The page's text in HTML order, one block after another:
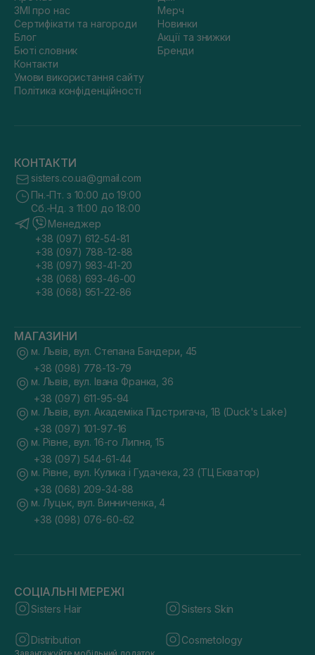
ЗМІ про нас
Сертифікати та нагороди
Блог
Бюті словник
Контакти
Умови використання сайту
Політика конфіденційності
Мерч
Новинки
Акції та знижки
Бренди
КОНТАКТИ
sisters.co.ua@gmail.com
Пн.-Пт. з 10:00 до 19:00
Сб.-Нд. з 11:00 до 18:00
Менеджер
+38 (097) 612-54-81
+38 (097) 788-12-88
+38 (097) 983-41-20
+38 (068) 693-46-00
+38 (068) 951-22-86
МАГАЗИНИ
м. Львів, вул. Степана Бандери, 45
+38 (098) 778-13-79
м. Львів, вул. Івана Франка, 36
+38 (097) 611-95-94
м. Львів, вул. Академіка Підстригача, 1В (Duck's Lake)
+38 (097) 101-97-16
м. Рівне, вул. 16-го Липня, 15
+38 (097) 544-61-44
м. Рівне, вул. Кулика і Гудачека, 23 (ТЦ Екватор)
+38 (068) 209-34-88
м. Луцьк, вул. Винниченка, 4
+38 (098) 076-60-62
СОЦІАЛЬНІ МЕРЕЖІ
Sisters Hair Sisters Skin
Distribution Cosmetology